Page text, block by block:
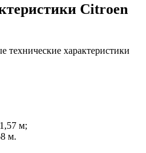
Citroen
характеристики
м;
м.